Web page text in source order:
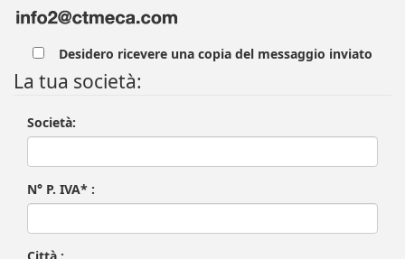
Desidero ricevere una copia del messaggio inviato
La tua società:
Società:
N° P. IVA* :